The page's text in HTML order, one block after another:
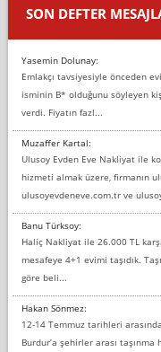
SON DEFTER
Yasemin Dolunay:
Emlakçı tavsiyesiyle önceden
isminin B* olduğunu söyleyen
verdi. Fiyatın fazl...
Muzaffer Kartal:
Ulusoy Evden Eve Nakliyat ile
hizmeti almak üzere, firmanın
ulusoyevdeneve.com.tr ve
Banu Türksoy:
Haliç Nakliyat ile 26.000 TL
mesafeye 4+1 evimi taşıdık.
göre beli...
Hakan Sönmez:
12-14 Temmuz tarihleri
Burdur’a şehirler arası